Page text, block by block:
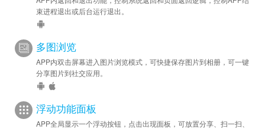
束进程退出或后台运行退出。
多图浏览
APP内双击屏幕进入图片浏览模式，可快捷保存图片到相册，可一键
分享图片到社交应用。
浮动功能面板
APP全局显示一个浮动按钮，点击出现面板，可放置分享、扫一扫、